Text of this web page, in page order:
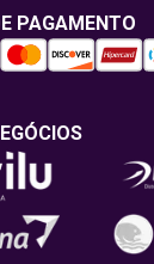
PAGAMENTO